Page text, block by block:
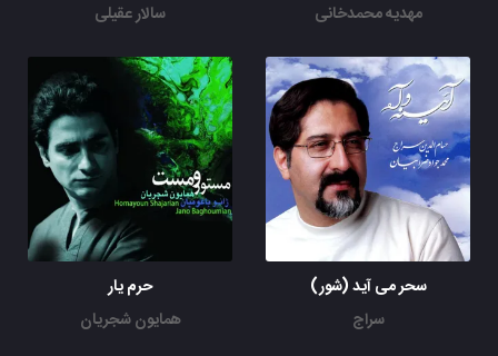
مهدیه محمدخانی
سالار عقیلی
سحر می آید (شور)
سراج
حرم یار
همایون شجریان